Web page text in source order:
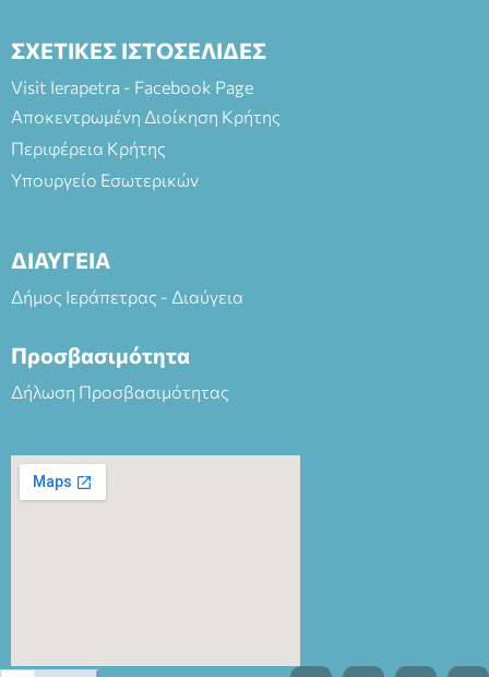
ΣΧΕΤΙΚΕΣ ΙΣΤΟΣΕΛΙΔΕΣ
Visit Ierapetra - Facebook Page
Αποκεντρωμένη Διοίκηση Κρήτης
Περιφέρεια Κρήτης
Υπουργείο Εσωτερικών
ΔΙΑΥΓΕΙΑ
Δήμος Ιεράπετρας - Διαύγεια
Προσβασιμότητα
Δήλωση Προσβασιμότητας